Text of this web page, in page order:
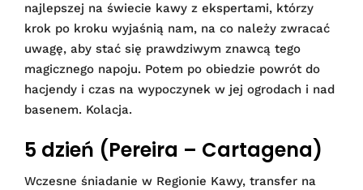
najlepszej na świecie kawy z ekspertami, którzy
krok po kroku wyjaśnią nam, na co należy zwracać
uwagę, aby stać się prawdziwym znawcą tego
magicznego napoju. Potem po obiedzie powrót do
hacjendy i czas na wypoczynek w jej ogrodach i nad
basenem. Kolacja.
5 dzień (Pereira – Cartagena)
Wczesne śniadanie w Regionie Kawy, transfer na